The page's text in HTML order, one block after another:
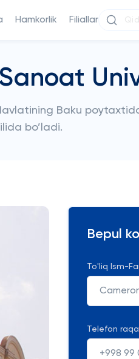
Hamkorlik Filiallar
Baku
bo’ladi.
Bepul
To'liq Ism-
Telefon